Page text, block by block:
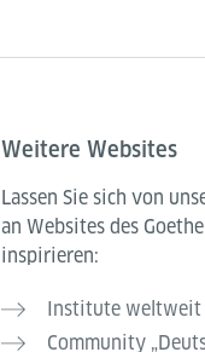
Weitere Websites
Lassen Sie sich von
an Websites des
inspirieren:
Institute weltweit
Community